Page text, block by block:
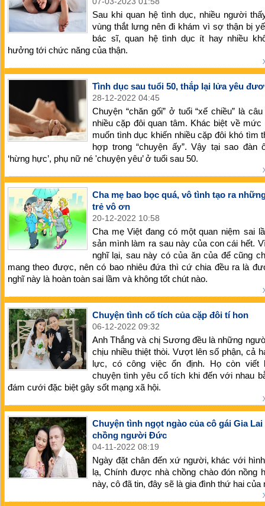
Sau khi quan hệ tình dục, nhiều người
vùng thắt lưng nên đi khám vì sợ thận bị
bác sĩ, quan hệ tình dục ít hay nhiều
hưởng tới chức năng của thận.
Tình dục sau tuổi 50, thắp lại lửa yêu
28-12-2022 04:45
Chuyện “chăn gối” ở tuổi “xế chiều” là
nhiều cặp đôi quan tâm. Khác biệt về mức
muốn tình dục khiến nhiều cặp đôi khó tìm
hợp trong “chuyện ấy”. Vậy tại sao đàn
‘hừng hực’, phụ nữ né 'chuyện yêu’ ở tuổi sau 50.
Cha mẹ bao bọc quá, vô tình tạo ra
trẻ vô ơn
20-12-2022 10:58
Cha mẹ Việt đang có một quan niệm sai
sản mình làm ra sau này của con cái hết.
nghĩ lại, sau này có của ăn của để cũng
mang theo được, nên có bao nhiêu đứa thì cứ chia đều ra là
nghĩ này là hoàn toàn sai lầm và không tốt chút nào.
Chuyện tình cổ tích của cặp đôi tí hon
06-12-2022 09:32
Anh Thắng và chị Sương đều là những
chịu nhiều thiệt thòi. Vượt lên số phận, cả
lực, có công việc ổn định. Họ còn viết
chuyện tình yêu cổ tích khi đến với nhau
đám cưới đặc biệt gây sốt mạng xã hội.
Chuyện tình ngọt ngào của cô gái Gia Lai
chồng người Đức
04-11-2022 08:19
Ngày đặt chân đến xứ người, khác với
lạ, Chính được nhà chồng chào đón nồng
này, cô đã tin, đây sẽ là gia đình thứ hai của